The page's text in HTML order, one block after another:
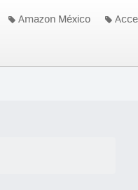
Amazon México